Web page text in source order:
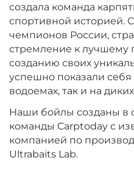
‍899‍ ₽
Диаметр:
Вкус:
‍899‍ ₽
создала команда
спортивной историей.
чемпионов России,
стремление к лучшему
созданию своих
успешно показали
водоемах, так и на
Наши бойлы созданы в
команды Carptoday с
компанией по
Ultrabaits Lab.